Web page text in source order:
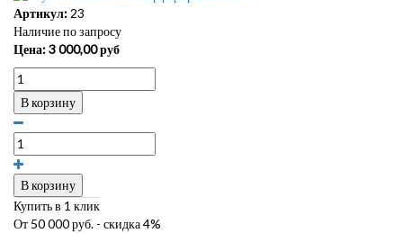
Артикул: 23
Наличие по запросу
Цена:3 000,00руб
В корзину
В корзину
Купить в 1 клик
От 50 000 руб. - скидка 4%